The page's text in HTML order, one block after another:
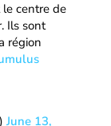
centre de
Ils sont
région
June 13,